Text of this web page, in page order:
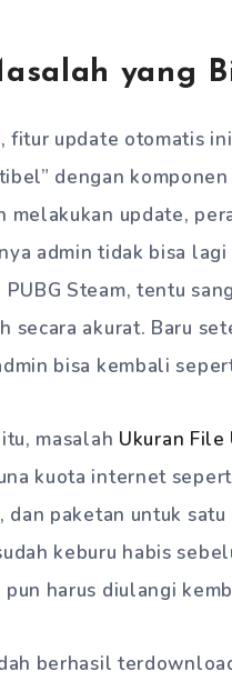
yang
fitur update otomatis
dengan
melakukan update,
admin tidak bisa
PUBG Steam, tentu
secara akurat. Baru
bisa kembali
masalah Ukuran File
kuota internet
dan paketan untuk
keburu habis
pun harus diulangi
berhasil